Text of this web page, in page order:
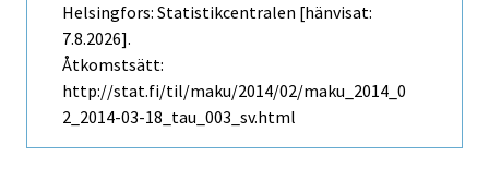
Helsingfors: Statistikcentralen [hänvisat:
7.8.2026].
Åtkomstsätt:
http://stat.fi/til/maku/2014/02/maku_2014_0
2_2014-03-18_tau_003_sv.html